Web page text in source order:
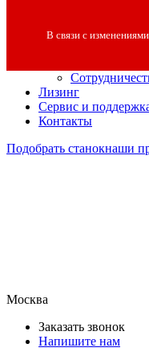
В связи сО компании
Лизинг
Сервис и
Контакты
Подобрать станокнаши
Москва
Заказать звонок
Напишите нам